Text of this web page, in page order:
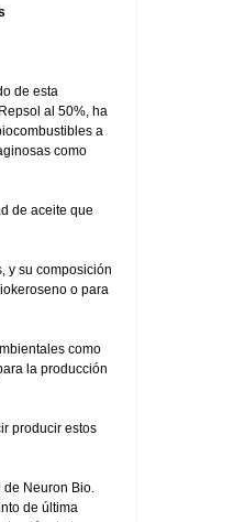
de esta
al 50%, ha
a
como
de aceite que
y su composición
o para
como
la producción
producir estos
de Neuron Bio.
de última